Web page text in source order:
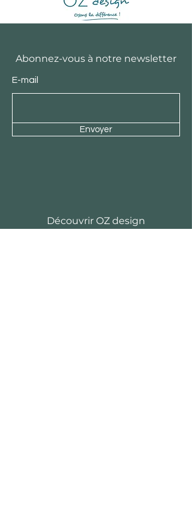
Abonnez-vous à notre newsletter
E-mail
Envoyer
Découvrir OZ design